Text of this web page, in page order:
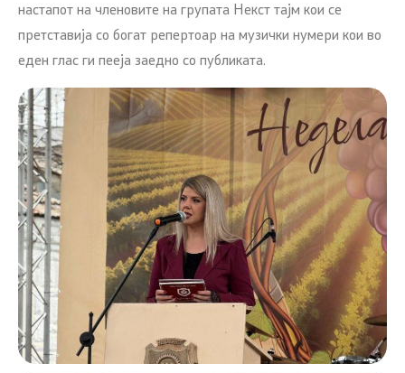
настапот на членовите на групата Некст тајм кои се
претставија со богат репертоар на музички нумери кои во
еден глас ги пееја заедно со публиката.